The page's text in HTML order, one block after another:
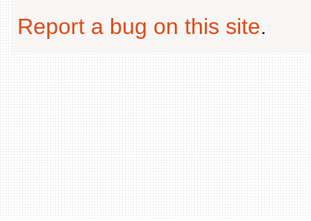
Report a bug on this site.